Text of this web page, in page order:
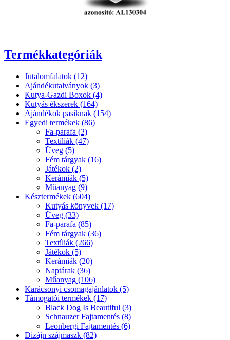
Termékkategóriák
Jutalomfalatok (12)
Ajándékutalványok (3)
Kutya-Gazdi Boxok (4)
Kutyás ékszerek (164)
Ajándékok pasiknak (154)
Egyedi termékek (86)
Fa-parafa (2)
Textíliák (47)
Üveg (5)
Fém tárgyak (16)
Játékok (2)
Kerámiák (5)
Műanyag (9)
Késztermékek (604)
Kutyás könyvek (17)
Üveg (33)
Fa-parafa (85)
Fém tárgyak (36)
Textíliák (266)
Játékok (5)
Kerámiák (20)
Naptárak (36)
Műanyag (106)
Karácsonyi csomagajánlatok (5)
Támogatói termékek (17)
Black Dog Is Beautiful (3)
Schnauzer Fajtamentés (8)
Leonbergi Fajtamentés (6)
Dizájn szájmaszk (82)